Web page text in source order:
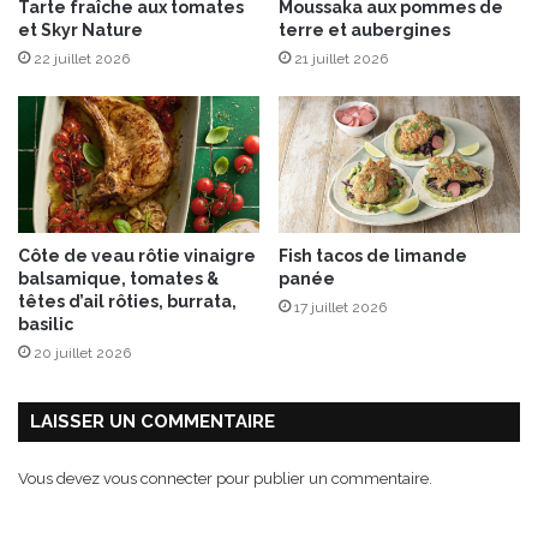
é
F
r
R
h
u
b
a
r
b
o
l
i
c
l
a
t
s
e
l
t
Tarte fraîche aux tomates
et Skyr Nature
22 juillet 2026
Moussaka aux pommes de
terre et aubergines
21 juillet 2026
Côte de veau rôtie vinaigre
balsamique, tomates &
têtes d’ail rôties, burrata,
basilic
20 juillet 2026
Fish tacos de limande
panée
17 juillet 2026
LAISSER UN COMMENTAIRE
Vous devez vous connecter pour publier un commentaire.